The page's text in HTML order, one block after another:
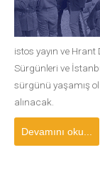
istos yayın ve Hrant
Sürgünleri ve
sürgünü yaşamış
alınacak.
Devamını oku...